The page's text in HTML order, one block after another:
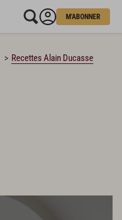
M'ABONNER
Recettes Alain Ducasse